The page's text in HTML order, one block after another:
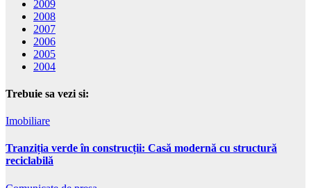
2009
2008
2007
2006
2005
2004
Trebuie sa vezi si:
Imobiliare
Tranziția verde în construcții: Casă modernă cu structură
reciclabilă